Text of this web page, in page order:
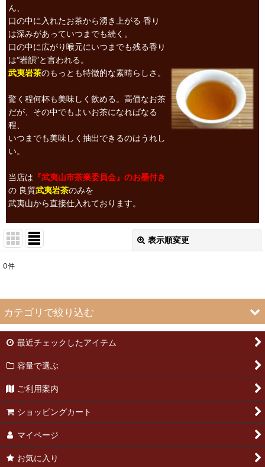
ん、
口の中に入れたお茶から湧き上がる 香り
は深みがあっていつまでも続く。
口の中に広がり喉元にいつまでも残る香り
は“岩韻”と言われる。
武夷岩茶のもっとも特徴的な素晴らしさ。
驚く程何杯も美味しく飲める。高価なお茶
だが、その中でもよいお茶になればなる
程、
いつまでも美味しく抽出できるのはうれし
い。
当店は 『武夷山市茶業委員会』のお墨付き
の 良質武夷岩茶のみを
武夷山から直接仕入れております。
表示順変更
並び順
0件
カテゴリで絞り込む
青茶(ウーロン茶) (全商品)
武夷岩茶
安渓
最近チェックしたアイテム
容量で選ぶ
ご利用案内
ショッピングカート
マイページ
お気に入り